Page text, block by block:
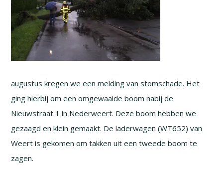
augustus kregen we een melding van stomschade. Het
ging hierbij om een omgewaaide boom nabij de
Nieuwstraat 1 in Nederweert. Deze boom hebben we
gezaagd en klein gemaakt. De laderwagen (WT652) van
Weert is gekomen om takken uit een tweede boom te
zagen.